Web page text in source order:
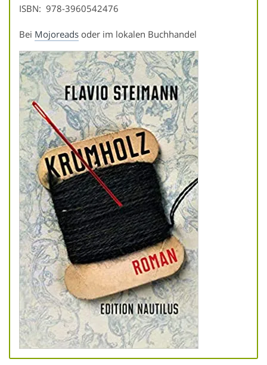
ISBN: ‎ 978-3960542476
Bei Mojoreads oder im lokalen Buchhandel